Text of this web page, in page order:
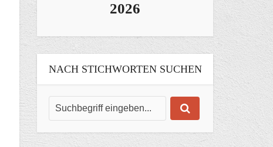
2026
NACH STICHWORTEN SUCHEN